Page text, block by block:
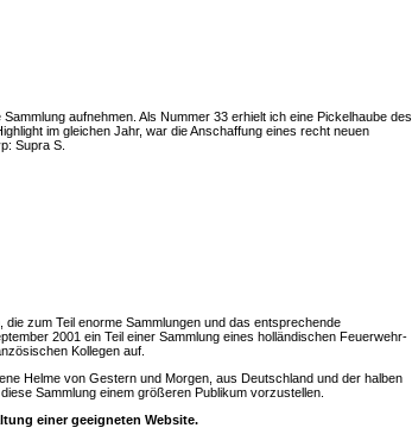
aufnehmen. Als Nummer 33 erhielt ich eine Pickelhaube des
im gleichen Jahr, war die Anschaffung eines recht neuen
Supra S.
zum Teil enorme Sammlungen und das entsprechende
2001 ein Teil einer Sammlung eines holländischen Feuerwehr-
Kollegen auf.
Helme von Gestern und Morgen, aus Deutschland und der halben
Sammlung einem größeren Publikum vorzustellen.
einer geeigneten Website.